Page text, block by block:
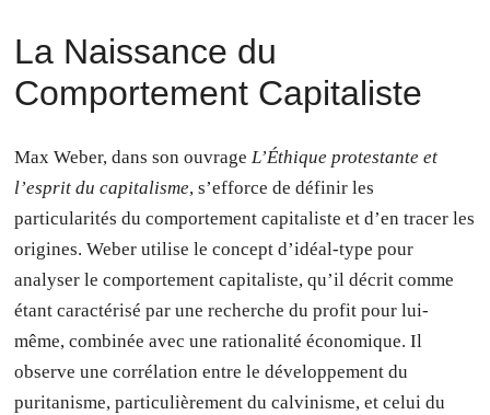
La Naissance du
Comportement Capitaliste
Max Weber, dans son ouvrageL’Éthique protestante et
l’esprit du capitalisme, s’efforce de définir les
particularités du comportement capitaliste et d’en tracer les
origines. Weber utilise le concept d’idéal-type pour
analyser le comportement capitaliste, qu’il décrit comme
étant caractérisé par une recherche du profit pour lui-
même, combinée avec une rationalité économique. Il
observe une corrélation entre le développement du
puritanisme, particulièrement du calvinisme, et celui du